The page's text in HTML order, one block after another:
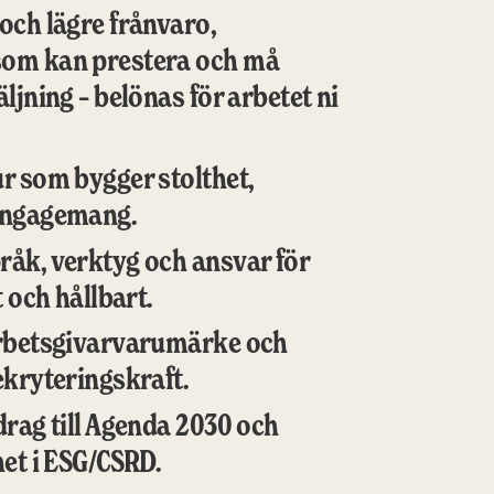
lägre frånvaro,
kan prestera och må
– belönas för arbetet ni
som bygger stolthet,
verktyg och ansvar för
hållbart.
och
till Agenda 2030 och
i ESG/CSRD.